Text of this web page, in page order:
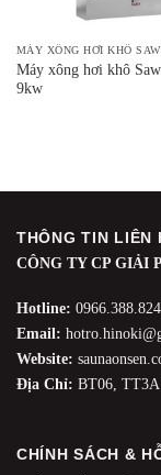
MÁY XÔNG HƠI KHÔ
Máy xông hơi khô
9kw
THÔNG TIN LIÊN
CÔNG TY CP GIẢI
Hotline: 0966.388.824
Email:
Website:
Địa Chỉ: BT06, TT3A
CHÍNH SÁCH &